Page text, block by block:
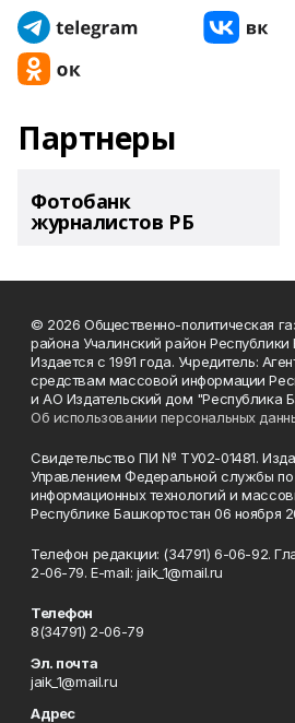
Партнеры
Фотобанк
журналистов РБ
© 2026 Общественно-политическая
района Учалинский район Республики
Издается с 1991 года. Учредитель:
средствам массовой информации
и АО Издательский дом "Республика
Об использовании персональных
Свидетельство ПИ № ТУ02-01481.
Управлением Федеральной службы
информационных технологий и
Республике Башкортостан 06 ноября
Телефон редакции: (34791) 6-06-92.
2-06-79. Е-mаil: jaik_1@mail.ru
Телефон
8(34791) 2-06-79
Эл. почта
jaik_1@mail.ru
Адрес